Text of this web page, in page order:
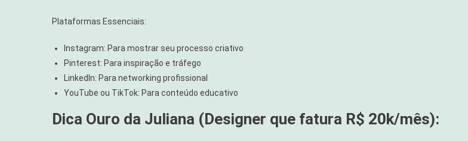
Plataformas Essenciais:
Instagram: Para mostrar seu processo criativo
Pinterest: Para inspiração e tráfego
LinkedIn: Para networking profissional
YouTube ou TikTok: Para conteúdo educativo
Dica Ouro da Juliana (Designer que fatura R$ 20k/mês):